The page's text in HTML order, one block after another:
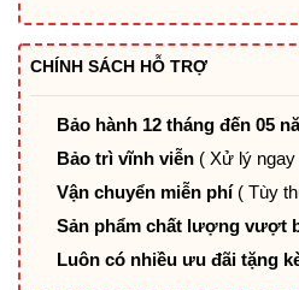
CHÍNH SÁCH HỖ TRỢ
Bảo hành 12 tháng đến 05
Bảo trì vĩnh viễn ( Xử lý
Vận chuyển miễn phí ( Tùy
Sản phẩm chất lượng vượt
Luôn có nhiều ưu đãi tặng